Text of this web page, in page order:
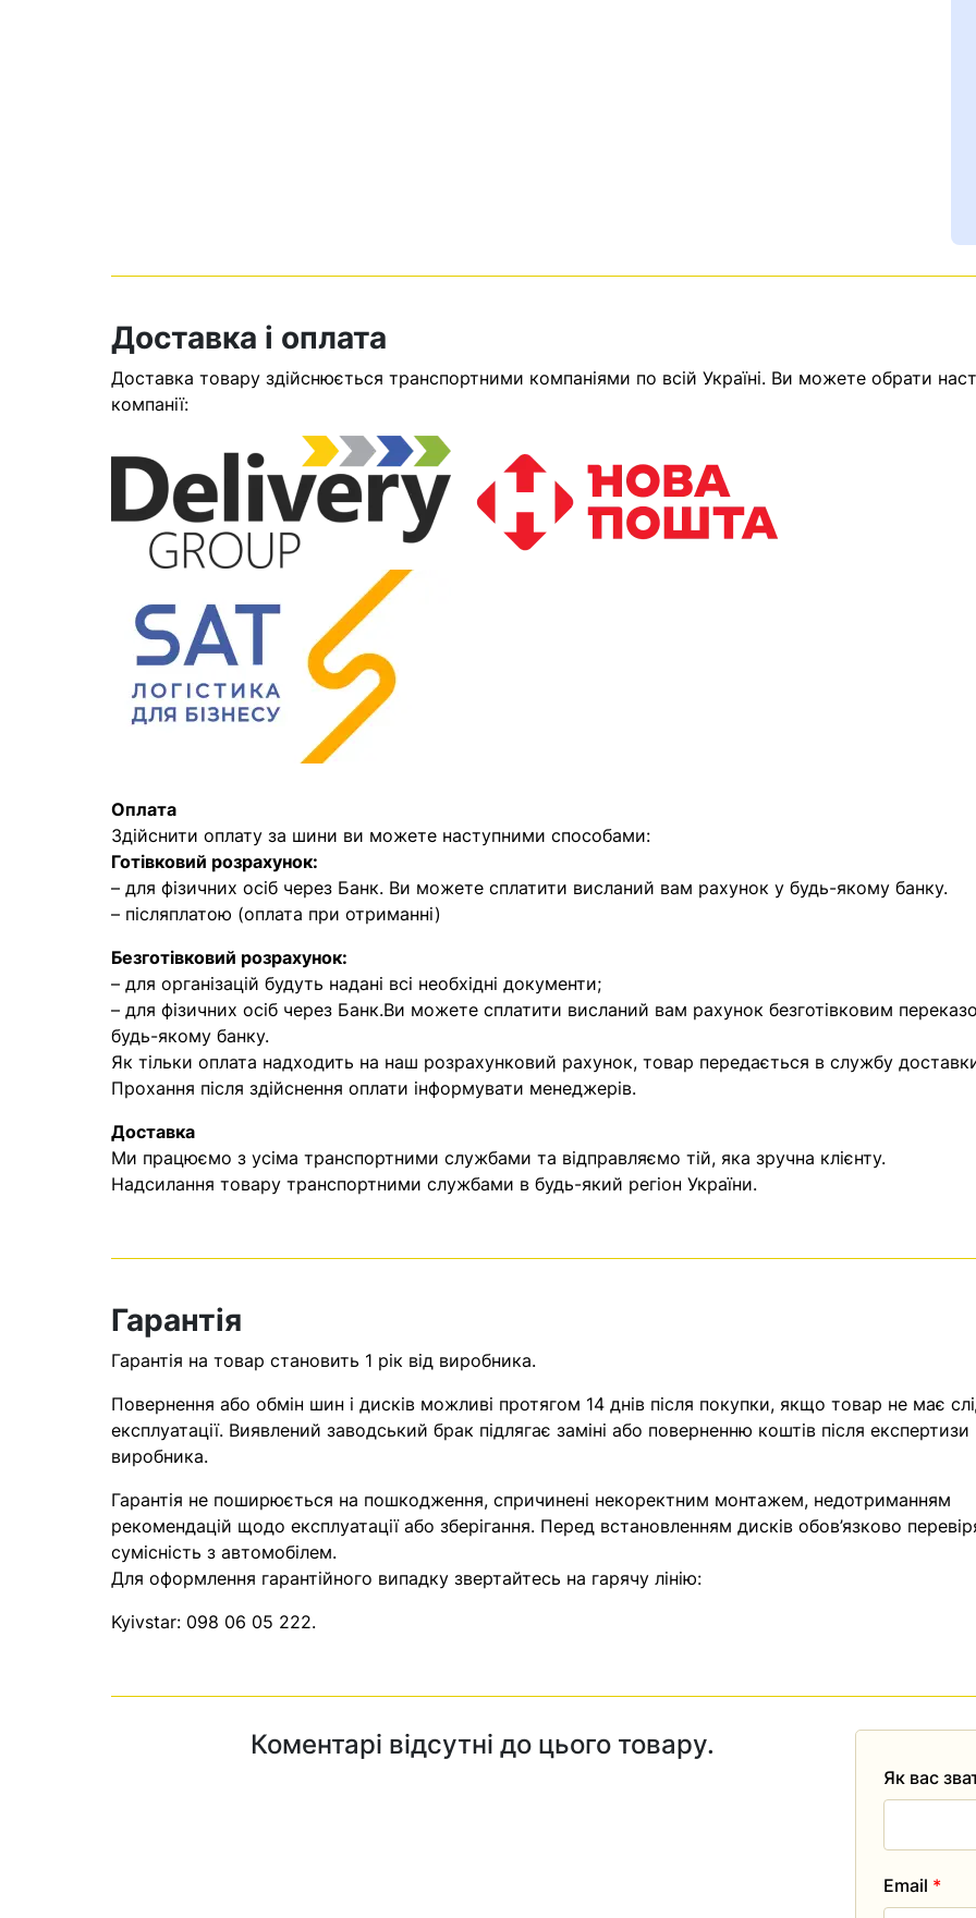
Кошик
У кошику немає товарів.
Оператор зв’яжеться з
найближчим часом
Доставка і оплата
Доставка товару здійснюється транспортними компаніями по всій Україні. Ви можете обрати
компанії:
Оплата
Здійснити оплату за шини ви можете наступними способами:
Готівковий розрахунок:
– для фізичних осіб через Банк. Ви можете сплатити висланий вам рахунок у будь-якому банку.
– післяплатою (оплата при отриманні)
Безготівковий розрахунок:
– для організацій будуть надані всі необхідні документи;
– для фізичних осіб через Банк.Ви можете сплатити висланий вам рахунок безготівковим
будь-якому банку.
Як тільки оплата надходить на наш розрахунковий рахунок, товар передається в службу
Прохання після здійснення оплати інформувати менеджерів.
Доставка
Ми працюємо з усіма транспортними службами та відправляємо тій, яка зручна клієнту.
Надсилання товару транспортними службами в будь-який регіон України.
Гарантія
Гарантія на товар становить 1 рік від виробника.
Повернення або обмін шин і дисків можливі протягом 14 днів після покупки, якщо товар не має
експлуатації. Виявлений заводський брак підлягає заміні або поверненню коштів після експертизи
виробника.
Гарантія не поширюється на пошкодження, спричинені некоректним монтажем, недотриманням
рекомендацій щодо експлуатації або зберігання. Перед встановленням дисків обов’язково
сумісність з автомобілем.
Для оформлення гарантійного випадку звертайтесь на гарячу лінію:
Kyivstar: 098 06 05 222.
Коментарі відсутні до цього товару.
Як вас
Email *